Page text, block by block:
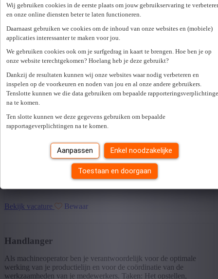
Wij gebruiken cookies in de eerste plaats om jouw gebruikservaring te
en onze online diensten beter te laten functioneren.
Daarnaast gebruiken we cookies om de inhoud van onze websites en (mobiele)
applicaties interessanter te maken voor jou.
We gebruiken cookies ook om je surfgedrag in kaart te brengen. Hoe ben je op
onze website terechtgekomen? Hoelang heb je deze gebruikt?
Dankzij de resultaten kunnen wij onze websites waar nodig verbeteren en
inspelen op de voorkeuren en noden van jou en al onze andere gebruikers.
Tenslotte kunnen we die data gebruiken om bepaalde
na te komen.
Ten slotte kunnen we deze gegevens gebruiken om bepaalde
rapportageverplichtingen na te komen.
Aanpassen Enkel noodzakelijke
Toestaan en doorgaan
Gepubliceerd op 30/07/2026
20 u/week
Bekijk vacature Bewaar
ferrailleur
Nouvelle opprtunité dans la région de Mouscron : un demande
la fabrication de barres de renfort sur mesure Vos tâches seront les
suivantes : fabrication assemblage de ...
Option contrat fixe
Gepubliceerd op 30/07/2026
Bekijk vacature Bewaar
Handlanger
Als machineoperator ben je verantwoordelijk voor de optimale
werking van je productielijn en voor de coördinatie van de
werkzaamheden van je medewerkers. Taken: Het opstellen,